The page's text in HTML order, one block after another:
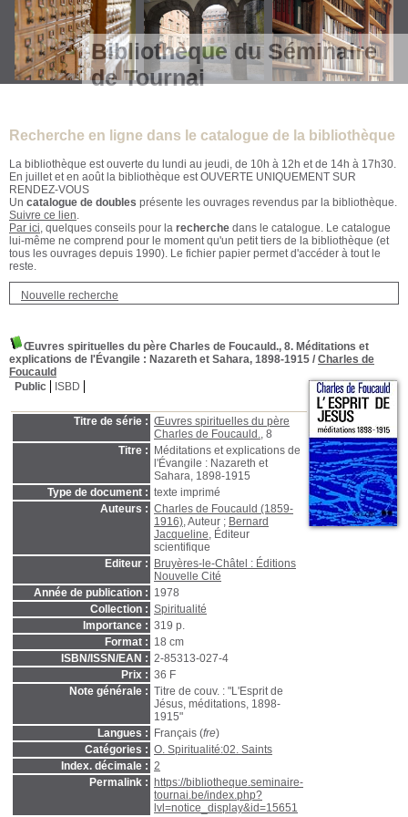
Bibliothèque du Séminaire
de Tournai
Recherche en ligne dans le catalogue de la bibliothèque
La bibliothèque est ouverte du lundi au jeudi, de 10h à 12h et de 14h à 17h30.
En juillet et en août la bibliothèque est OUVERTE UNIQUEMENT SUR
RENDEZ-VOUS
Un catalogue de doubles présente les ouvrages revendus par la bibliothèque.
Suivre ce lien.
Par ici, quelques conseils pour la recherche dans le catalogue. Le catalogue
lui-même ne comprend pour le moment qu'un petit tiers de la bibliothèque (et
tous les ouvrages depuis 1990). Le fichier papier permet d'accéder à tout le
reste.
Nouvelle recherche
Œuvres spirituelles du père Charles de Foucauld., 8. Méditations et
explications de l'Évangile : Nazareth et Sahara, 1898-1915 / Charles de
Foucauld
Public
ISBD
Titre de série : Œuvres spirituelles du père
Charles de Foucauld., 8
Titre :
Méditations et explications de
l'Évangile : Nazareth et
Sahara, 1898-1915
Type de document : texte imprimé
Auteurs : Charles de Foucauld (1859-
1916), Auteur ; Bernard
Jacqueline, Éditeur
scientifique
Editeur :
Bruyères-le-Châtel : Éditions
Nouvelle Cité
Année de publication : 1978
Collection : Spiritualité
Importance : 319 p.
Format : 18 cm
ISBN/ISSN/EAN : 2-85313-027-4
Prix : 36 F
Note générale : Titre de couv. : "L'Esprit de
Jésus, méditations, 1898-
1915"
Langues :
Français (fre)
Catégories : O. Spiritualité:02. Saints
Index. décimale : 2
Permalink :
https://bibliotheque.seminaire-
tournai.be/index.php?
lvl=notice_display&id=15651